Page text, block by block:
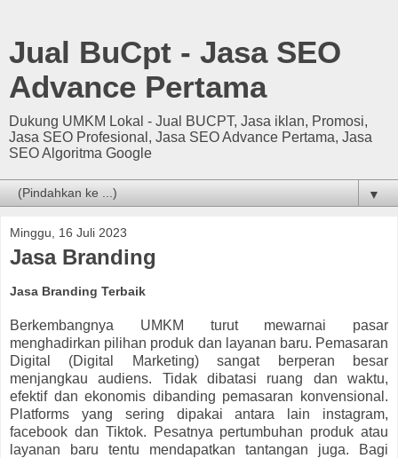
Jual BuCpt - Jasa SEO
Advance Pertama
Dukung UMKM Lokal - Jual BUCPT, Jasa iklan, Promosi,
Jasa SEO Profesional, Jasa SEO Advance Pertama, Jasa
SEO Algoritma Google
▼
Minggu, 16 Juli 2023
Jasa Branding
Jasa Branding Terbaik
Berkembangnya UMKM turut mewarnai pasar
menghadirkan pilihan produk dan layanan baru. Pemasaran
Digital (Digital Marketing) sangat berperan besar
menjangkau audiens. Tidak dibatasi ruang dan waktu,
efektif dan ekonomis dibanding pemasaran konvensional.
Platforms yang sering dipakai antara lain instagram,
facebook dan Tiktok. Pesatnya pertumbuhan produk atau
layanan baru tentu mendapatkan tantangan juga. Bagi